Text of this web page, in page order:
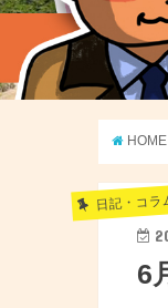
HOME
日記・コラ
6